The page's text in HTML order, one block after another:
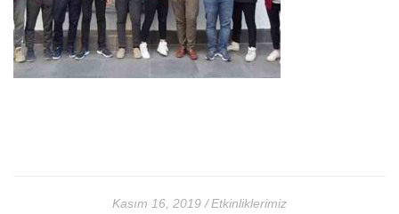
Kasım 16, 2019 Etkinliklerimiz